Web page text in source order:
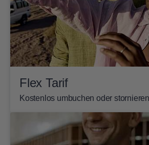
Flex Tarif
Kostenlos umbuchen oder stornieren